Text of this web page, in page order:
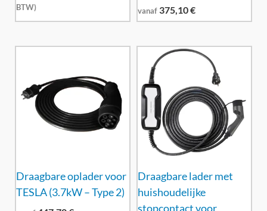
BTW)
vanaf 375,10€
Draagbare oplader voor
TESLA (3.7kW – Type 2)
Draagbare lader met
huishoudelijke
stopcontact voor